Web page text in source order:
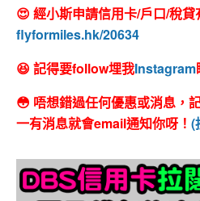
😍 經小斯申請信用卡/戶口/稅貸
flyformiles.hk/20634
😆 記得要follow埋我Instagram
😳 唔想錯過任何優惠或消息，
一有消息就會email通知你呀！ (